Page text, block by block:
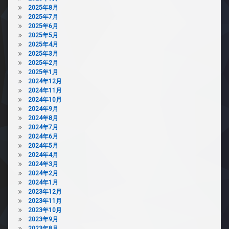
2025年8月
2025年7月
2025年6月
2025年5月
2025年4月
2025年3月
2025年2月
2025年1月
2024年12月
2024年11月
2024年10月
2024年9月
2024年8月
2024年7月
2024年6月
2024年5月
2024年4月
2024年3月
2024年2月
2024年1月
2023年12月
2023年11月
2023年10月
2023年9月